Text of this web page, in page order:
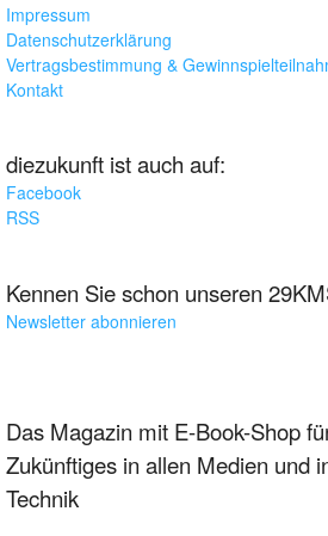
Impressum
Datenschutzerklärung
Vertragsbestimmung &
Kontakt
diezukunft ist auch auf:
Facebook
RSS
Kennen Sie schon unseren
Newsletter abonnieren
Das Magazin mit E-Book-Shop
Zukünftiges in allen Medien und
Technik